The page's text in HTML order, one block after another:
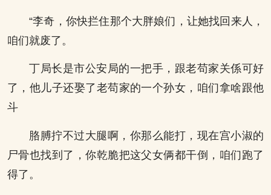
“李奇，你快拦住那个大胖娘们，让她找回来人，
咱们就废了。
丁局长是市公安局的一把手，跟老苟家关係可好
了，他儿子还娶了老苟家的一个孙女，咱们拿啥跟他
斗
胳膊拧不过大腿啊，你那么能打，现在宫小淑的
尸骨也找到了，你乾脆把这父女俩都干倒，咱们跑了
得了。